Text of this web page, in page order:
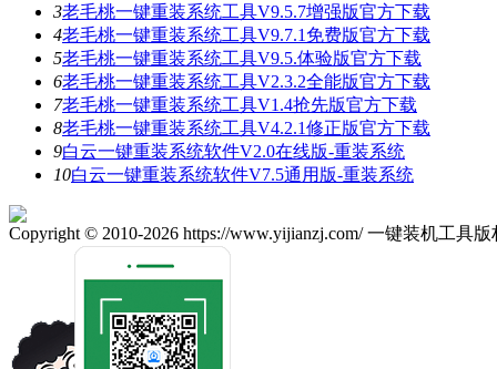
3老毛桃一键重装系统工具V9.5.7增强版官方下载
4老毛桃一键重装系统工具V9.7.1免费版官方下载
5老毛桃一键重装系统工具V9.5.体验版官方下载
6老毛桃一键重装系统工具V2.3.2全能版官方下载
7老毛桃一键重装系统工具V1.4抢先版官方下载
8老毛桃一键重装系统工具V4.2.1修正版官方下载
9白云一键重装系统软件V2.0在线版-重装系统
10白云一键重装系统软件V7.5通用版-重装系统
Copyright © 2010-2026 https://www.yijianzj.com/ 一键装机工具